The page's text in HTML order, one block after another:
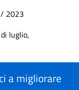
2023
luglio,
a migliorare